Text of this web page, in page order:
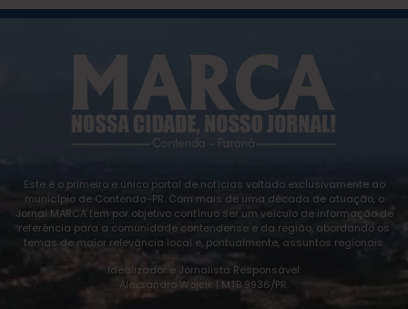
Este é o primeiro e único portal de notícias voltado exclusivamente ao
município de Contenda-PR. Com mais de uma década de atuação, o
Jornal MARCA tem por objetivo contínuo ser um veículo de informação de
referência para a comunidade contendense e da região, abordando os
temas de maior relevância local e, pontualmente, assuntos regionais.
Idealizador e Jornalista Responsável:
Alexsandro Wojcik | MTB 9936/PR.